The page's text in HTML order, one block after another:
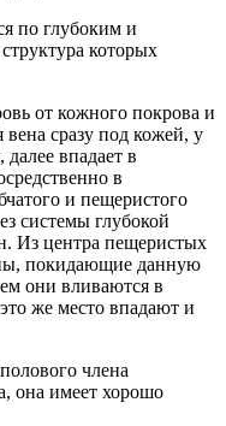
по глубоким и
которых
от кожного покрова и
вена сразу под кожей, у
далее впадает в
в
и пещеристого
системы глубокой
Из центра пещеристых
покидающие данную
они вливаются в
же место впадают и
члена
она имеет хорошо